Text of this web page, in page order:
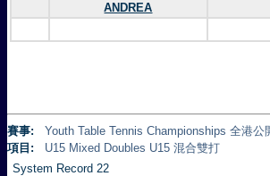
ANDREA
賽事:
Youth Table Tennis Championships 全港
項目:
U15 Mixed Doubles U15 混合雙打
System Record 22